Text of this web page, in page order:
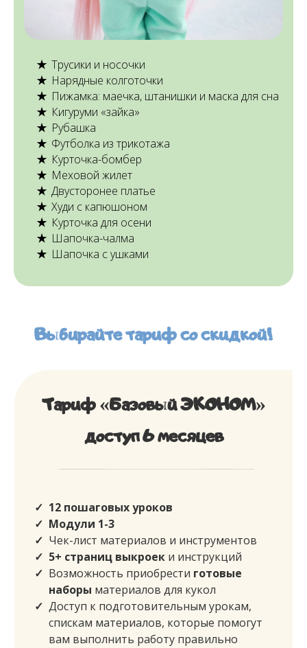
Трусики и носочки
Нарядные колготочки
Пижамка: маечка, штанишки и маска для сна
Кигуруми «зайка»
Рубашка
Футболка из трикотажа
Курточка-бомбер
Меховой жилет
Двусторонее платье
Худи с капюшоном
Курточка для осени
Шапочка-чалма
Шапочка с ушками
Выбирайтетариф со скидкой!
Тариф «Базовый ЭКОНОМ»
доступ 6 месяцев
12 пошаговых уроков
Модули 1-3
Чек-лист материалов и инструментов
5+ страниц выкроеки инструкций
Возможность приобрести готовые
наборы материалов для кукол
Доступ к подготовительным урокам,
спискам материалов, которые помогут
вам выполнить работу правильно